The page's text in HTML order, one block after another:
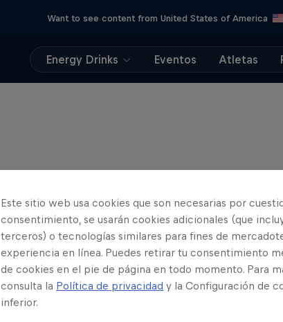
Want to see content from United States of America
Energy Drinks Eventos Atletas
Este sitio web usa cookies que son necesarias por
consentimiento, se usarán cookies adicionales (que
terceros) o tecnologías similares para fines de
experiencia en línea. Puedes retirar tu consentimiento
de cookies en el pie de página en todo momento. Para
consulta la Política de privacidad y la Configuración de
inferior.